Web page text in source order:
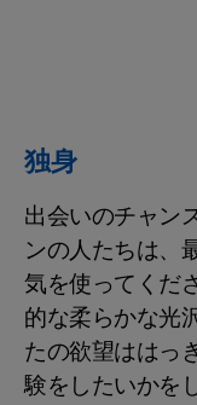
独身
出会いのチャン
ンの人たちは、
気を使ってくだ
的な柔らかな光
たの欲望ははっ
験をしたいかを